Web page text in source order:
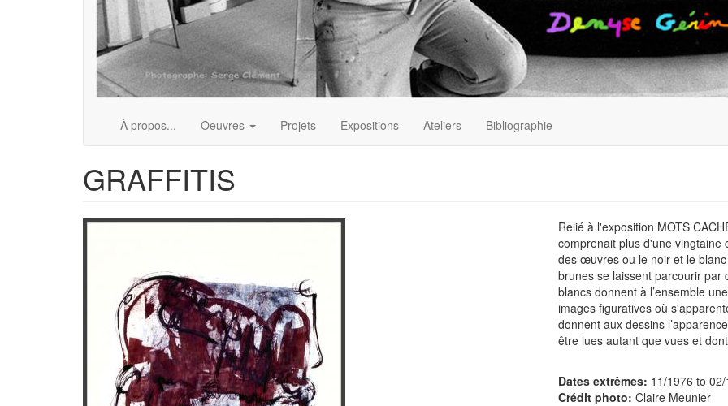
À propos... Oeuvres Projets Expositions Ateliers Bibliographie
GRAFFITIS
Relié à l'exposition MOTS
comprenait plus d'une vingtaine
des œuvres ou le noir et le blanc
brunes se laissent parcourir par
blancs donnent à l’ensemble
images figuratives où
donnent aux dessins
être lues autant que vues et
Dates extrêmes: 11/1976 to
Crédit photo: Claire Meunier